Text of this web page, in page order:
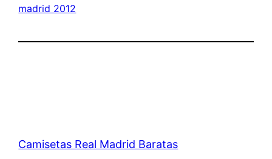
madrid 2012
Camisetas Real Madrid Baratas